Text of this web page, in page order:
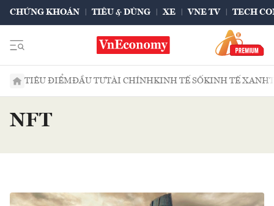
CHỨNG KHOÁN TIÊU & DÙNG XE VNE TV TECH
TIÊU ĐIỂMĐẦU TƯTÀI CHÍNHKINH TẾ SỐKINH TẾ XANH
NFT